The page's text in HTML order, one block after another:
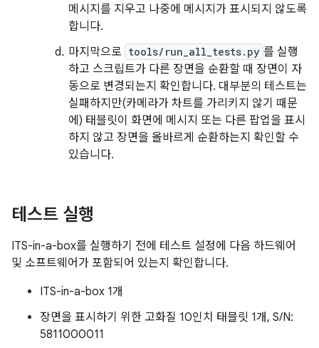
메시지를 지우고 나중에 메시지가 표시되지 않도록
합니다.
마지막으로 tools/run_all_tests.py 를 실행
하고 스크립트가 다른 장면을 순환할 때 장면이 자
동으로 변경되는지 확인합니다. 대부분의 테스트는
실패하지만(카메라가 차트를 가리키지 않기 때문
에) 태블릿이 화면에 메시지 또는 다른 팝업을 표시
하지 않고 장면을 올바르게 순환하는지 확인할 수
있습니다.
테스트 실행
ITS-in-a-box를 실행하기 전에 테스트 설정에 다음 하드웨어
및 소프트웨어가 포함되어 있는지 확인합니다.
ITS-in-a-box 1개
장면을 표시하기 위한 고화질 10인치 태블릿 1개, S/N:
5811000011